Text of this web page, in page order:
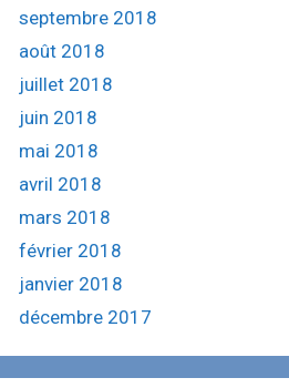
septembre 2018
août 2018
juillet 2018
juin 2018
mai 2018
avril 2018
mars 2018
février 2018
janvier 2018
décembre 2017